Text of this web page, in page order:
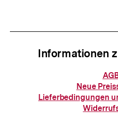
Informationen
Neue
Lieferbedingungen